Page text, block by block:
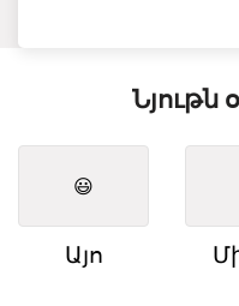
Նյութն
😃
Այո